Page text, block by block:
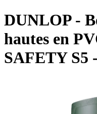
DUNLOP-
hautes en
SAFETY S5